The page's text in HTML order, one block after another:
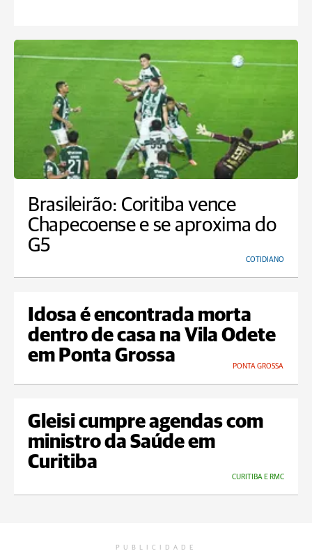
Brasileirão: Coritiba vence
Chapecoense e se aproxima do
G5
COTIDIANO
Idosa é encontrada morta
dentro de casa na Vila Odete
em Ponta Grossa
PONTA GROSSA
Gleisi cumpre agendas com
ministro da Saúde em
Curitiba
CURITIBA E RMC
PUBLICIDADE